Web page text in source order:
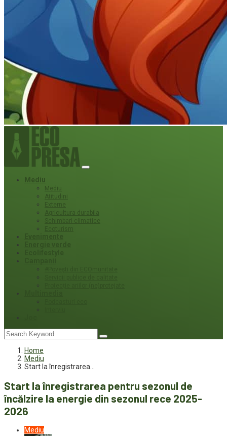
Mediu
Mediu
Atitudini
Externe
Agricultura durabila
Schimbari climatice
Ecoturism
Home
Mediu
Start la înregistrarea…
Start la înregistrarea pentru sezonul de
încălzire la energie din sezonul rece 2025-
2026
Mediu